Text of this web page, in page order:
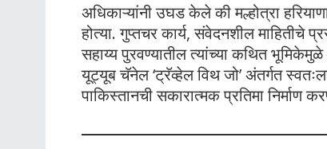
अधिकाऱ्यांनी उघड केले की मल्होत्रा
होत्या. गुप्तचर कार्य, संवेदनशील माहितीचे
सहाय्य पुरवण्यातील त्यांच्या कथित
यूट्यूब चॅनेल ‘ट्रॅव्हेल विथ जो’ अंतर्गत
पाकिस्तानची सकारात्मक प्रतिमा निर्माण